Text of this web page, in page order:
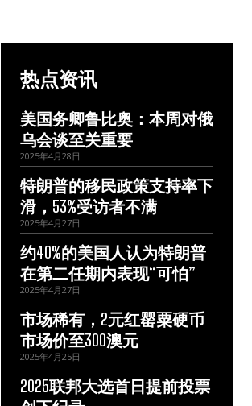
热点资讯
美国务卿鲁比奥：本周对俄
乌会谈至关重要
2025年4月28日
特朗普的移民政策支持率下
滑，53%受访者不满
2025年4月27日
约40%的美国人认为特朗普
在第二任期内表现“可怕”
2025年4月27日
市场稀有，2元红罂粟硬币
市场价至300澳元
2025年4月25日
2025联邦大选首日提前投票